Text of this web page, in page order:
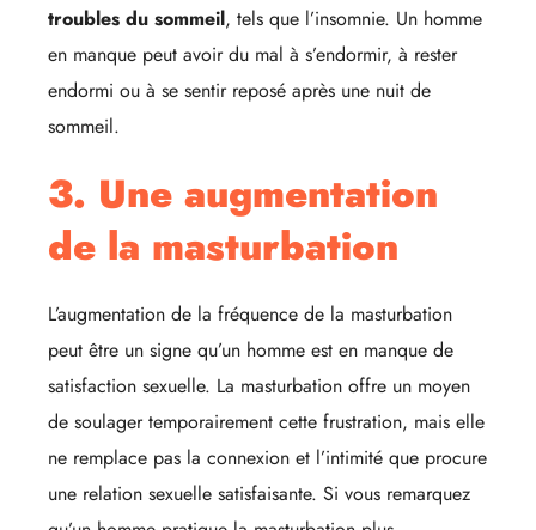
troubles du sommeil, tels que l’insomnie. Un homme
en manque peut avoir du mal à s’endormir, à rester
endormi ou à se sentir reposé après une nuit de
sommeil.
3. Une augmentation
de la masturbation
L’augmentation de la fréquence de la masturbation
peut être un signe qu’un homme est en manque de
satisfaction sexuelle. La masturbation offre un moyen
de soulager temporairement cette frustration, mais elle
ne remplace pas la connexion et l’intimité que procure
une relation sexuelle satisfaisante. Si vous remarquez